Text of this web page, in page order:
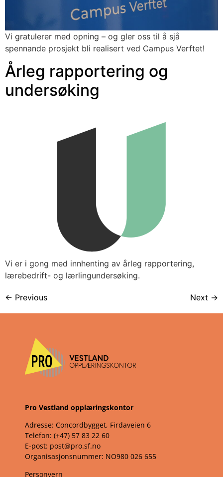
Vi gratulerer med opning – og gler oss til å sjå
spennande prosjekt bli realisert ved Campus Verftet!
Årleg rapportering og
undersøking
Vi er i gong med innhenting av årleg rapportering,
lærebedrift- og lærlingundersøking.
← Previous Next →
Pro Vestland opplæringskontor
Adresse: Concordbygget, Firdaveien 6
Telefon: (+47) 57 83 22 60
E-post: post@pro.sf.no
Organisasjonsnummer: NO980 026 655
Personvern